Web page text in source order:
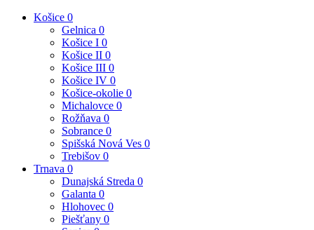
Košice 0
Gelnica 0
Košice I 0
Košice II 0
Košice III 0
Košice IV 0
Košice-okolie 0
Michalovce 0
Rožňava 0
Sobrance 0
Spišská Nová Ves 0
Trebišov 0
Trnava 0
Dunajská Streda 0
Galanta 0
Hlohovec 0
Piešťany 0